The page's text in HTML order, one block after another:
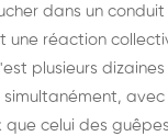
dans un
une réaction
plusieurs
avec
que celui des